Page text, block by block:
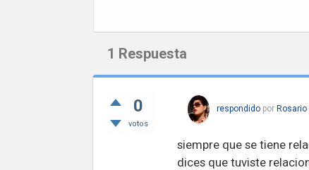
1 Respuesta
0
votos
respondido por Rosario
siempre que se tiene
dices que tuviste